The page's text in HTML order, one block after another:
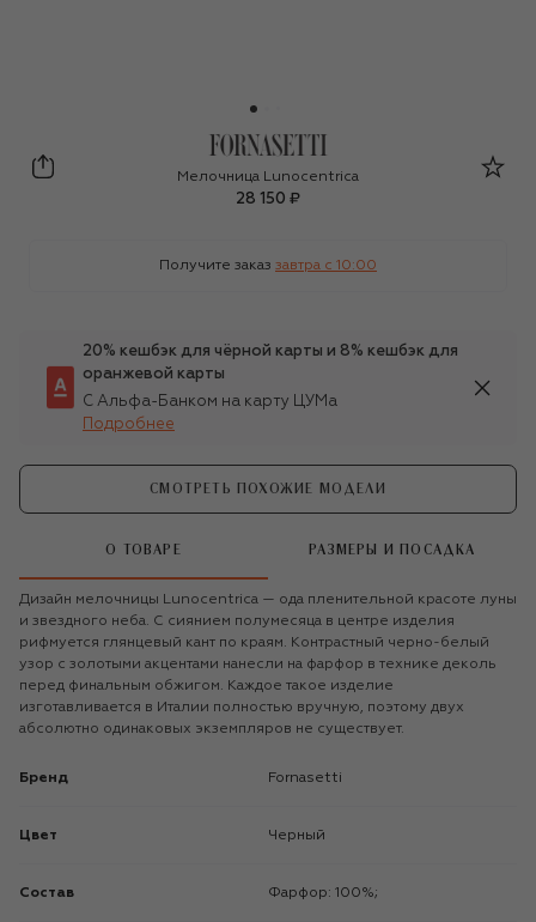
Fornasetti
Мелочница Lunocentrica
28 150 ₽
Получите заказ завтра c 10:00
20% кешбэк для чёрной карты и 8% кешбэк для
оранжевой карты
С Альфа-Банком на карту ЦУМа
Подробнее
СМОТРЕТЬ ПОХОЖИЕ МОДЕЛИ
О ТОВАРЕ РАЗМЕРЫ И ПОСАДКА
Дизайн мелочницы Lunocentrica — ода пленительной красоте луны
и звездного неба. С сиянием полумесяца в центре изделия
рифмуется глянцевый кант по краям. Контрастный черно-белый
узор с золотыми акцентами нанесли на фарфор в технике деколь
перед финальным обжигом. Каждое такое изделие
изготавливается в Италии полностью вручную, поэтому двух
абсолютно одинаковых экземпляров не существует.
Бренд Fornasetti
Цвет Черный
Состав Фарфор: 100%;